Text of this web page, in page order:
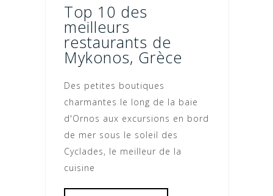
Top 10 des
meilleurs
restaurants de
Mykonos, Grèce
Des petites boutiques
charmantes le long de la baie
d'Ornos aux excursions en bord
de mer sous le soleil des
Cyclades, le meilleur de la
cuisine